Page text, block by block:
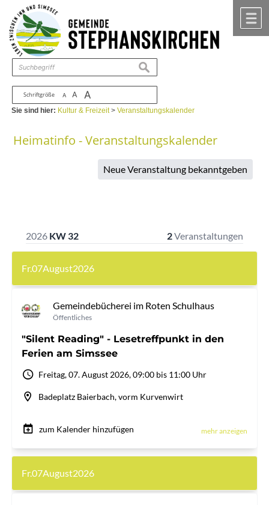
Zum Inhalt ,zur Navigation
Schriftgröße A A A
suchen
Sie sind hier: Kultur & Freizeit>Veranstaltungskalender
Heimatinfo - Veranstaltungskalender